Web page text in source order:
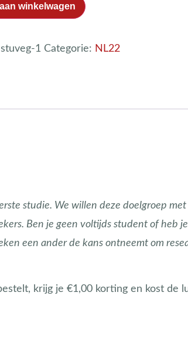
winkelwagen
1 Categorie: NL22
studie. We willen deze doelgroep met
Ben je geen voltijds student of heb je
een ander de kans ontneemt om
krijg je €1,00 korting en kost de